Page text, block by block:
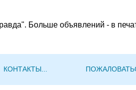
Больше объявлений - в
КОНТАКТЫ...